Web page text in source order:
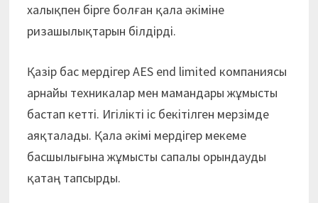
халықпен бірге болған қала әкіміне
ризашылықтарын білдірді.
Қазір бас мердігер АЕS end limited компаниясы
арнайы техникалар мен мамандары жұмысты
бастап кетті. Игілікті іс бекітілген мерзімде
аяқталады. Қала әкімі мердігер мекеме
басшылығына жұмысты сапалы орындауды
қатаң тапсырды.